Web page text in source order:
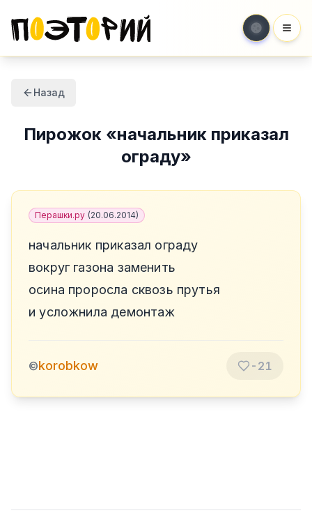
Назад
Пирожок«начальник приказал
ограду»
Перашки.ру (20.06.2014)
начальник приказал ограду
вокруг газона заменить
осина проросла сквозь прутья
и усложнила демонтаж
©korobkow -21